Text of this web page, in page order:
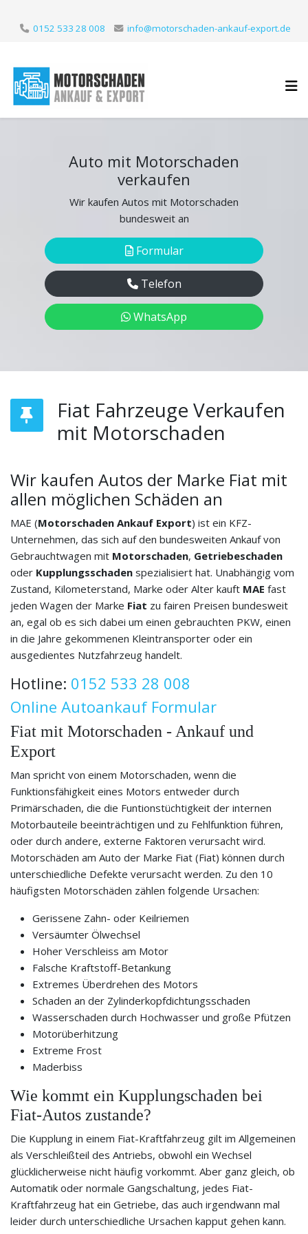
0152 533 28 008 info@motorschaden-ankauf-export.de
Auto mit Motorschaden
verkaufen
Wir kaufen Autos mit Motorschaden
bundesweit an
Formular
Telefon
WhatsApp
Fiat Fahrzeuge Verkaufen
mit Motorschaden
Wir kaufen Autos der Marke Fiat mit
allen möglichen Schäden an
MAE (Motorschaden Ankauf Export) ist ein KFZ-
Unternehmen, das sich auf den bundesweiten Ankauf von
Gebrauchtwagen mit Motorschaden, Getriebeschaden
oder Kupplungsschaden spezialisiert hat. Unabhängig vom
Zustand, Kilometerstand, Marke oder Alter kauft MAE fast
jeden Wagen der Marke Fiat zu fairen Preisen bundesweit
an, egal ob es sich dabei um einen gebrauchten PKW, einen
in die Jahre gekommenen Kleintransporter oder ein
ausgedientes Nutzfahrzeug handelt.
Hotline: 0152 533 28 008
Online Autoankauf Formular
Fiat mit Motorschaden - Ankauf und
Export
Man spricht von einem Motorschaden, wenn die
Funktionsfähigkeit eines Motors entweder durch
Primärschaden, die die Funtionstüchtigkeit der internen
Motorbauteile beeinträchtigen und zu Fehlfunktion führen,
oder durch andere, externe Faktoren verursacht wird.
Motorschäden am Auto der Marke Fiat (Fiat) können durch
unterschiedliche Defekte verursacht werden. Zu den 10
häufigsten Motorschäden zählen folgende Ursachen:
Gerissene Zahn- oder Keilriemen
Versäumter Ölwechsel
Hoher Verschleiss am Motor
Falsche Kraftstoff-Betankung
Extremes Überdrehen des Motors
Schaden an der Zylinderkopfdichtungsschaden
Wasserschaden durch Hochwasser und große Pfützen
Motorüberhitzung
Extreme Frost
Maderbiss
Wie kommt ein Kupplungschaden bei
Fiat-Autos zustande?
Die Kupplung in einem Fiat-Kraftfahrzeug gilt im Allgemeinen
als Verschleißteil des Antriebs, obwohl ein Wechsel
glücklicherweise nicht häufig vorkommt. Aber ganz gleich, ob
Automatik oder normale Gangschaltung, jedes Fiat-
Kraftfahrzeug hat ein Getriebe, das auch irgendwann mal
leider durch unterschiedliche Ursachen kapput gehen kann.